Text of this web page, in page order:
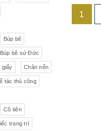
1
hồ quả lê
Đèn chùm
nội thất
trang trí
Nutrilon
Pháp
Búp bê
Búp bê sứ Đức
giấy Chân nến
tác thủ công
Cô tiên
trang trí